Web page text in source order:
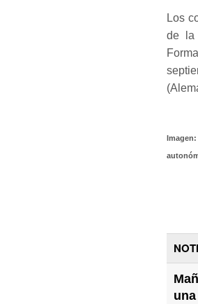
Los
de la